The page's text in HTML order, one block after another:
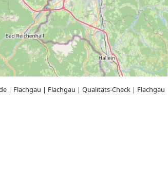
| Flachgau | Flachgau | Qualitäts-Check | Flachgau